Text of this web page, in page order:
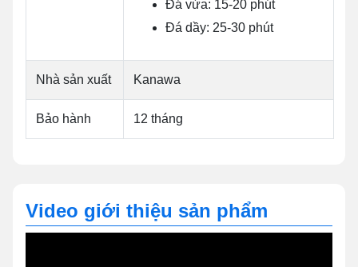
Đá vừa: 15-20 phút
Đá dầy: 25-30 phút
Nhà sản xuất Kanawa
Bảo hành 12 tháng
Video giới thiệu sản phẩm